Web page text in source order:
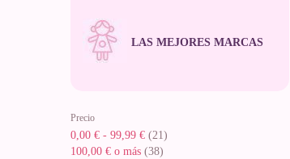
LAS MEJORES MARCAS
Precio
0,00 € - 99,99 € (21)
100,00 € o más (38)